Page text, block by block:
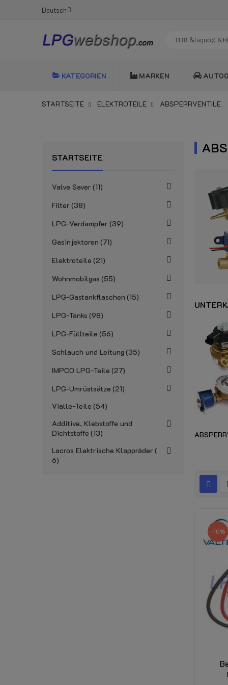
Deutsch
KATEGORIEN MARKEN
STARTSEITE ELEKTROTEILE ABSPERRVENTILE
STARTSEITE
Valve Saver 11
Filter 38
LPG-Verdampfer 39
Gasinjektoren 71
Elektroteile 21
Wohnmobilgas 55
LPG-Gastankflaschen 15
LPG-Tanks 98
LPG-Füllteile 56
Schlauch und Leitung 35
IMPCO LPG-Teile 27
LPG-Umrüstsätze 21
Vialle-Teile 54
Additive, Klebstoffe und
Dichtstoffe 13
Lacros Elektrische Klappräder
6
-10%